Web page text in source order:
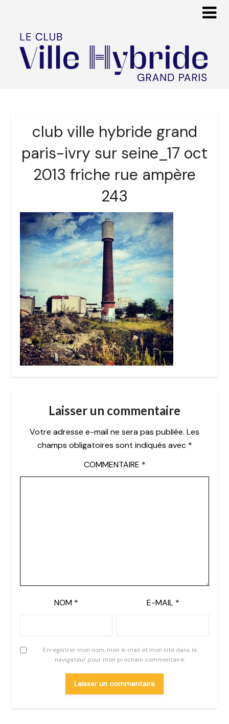
club ville hybride grand
paris-ivry sur seine_17 oct
2013 friche rue ampère
243
Laisser un commentaire
Votre adresse e-mail ne sera pas publiée. Les
champs obligatoires sont indiqués avec *
COMMENTAIRE *
NOM * E-MAIL *
Enregistrer mon nom, mon e-mail et mon site dans le
navigateur pour mon prochain commentaire.